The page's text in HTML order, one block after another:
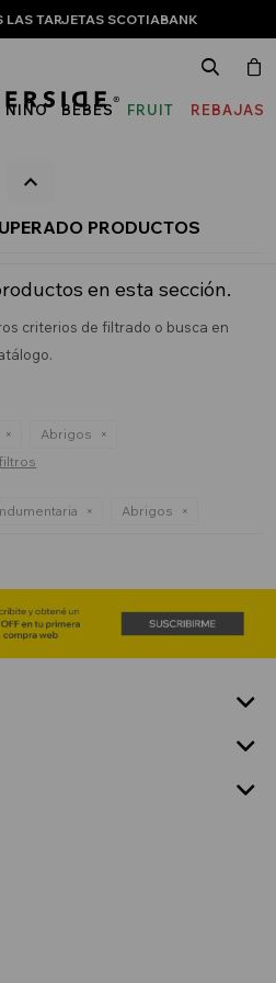
LAS TARJETAS SCOTIABANK
NIÑO BEBÉS
FRUIT
REBAJAS
PRODUCTOS
en esta sección.
criterios de filtrado o busca en
Abrigos
Abrigos